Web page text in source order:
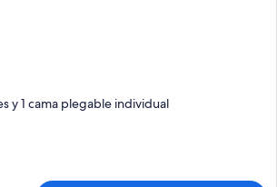
y 1 cama plegable individual